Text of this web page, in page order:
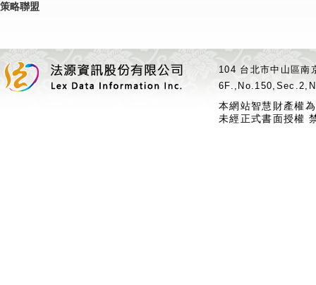
策略聯盟
104 台北市中山區
本網站智慧財產權
未經正式書面授權